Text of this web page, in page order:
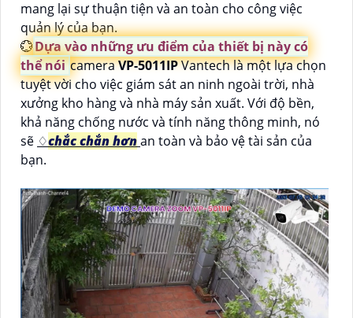
mang lại sự thuận tiện và an toàn cho công việc
quản lý của bạn.
💮Dựa vào những ưu điểm của thiết bị này có
thể nóicameraVP-5011IPVantech là một lựa chọn
tuyệt vời cho việc giám sát an ninh ngoài trời, nhà
xưởng kho hàng và nhà máy sản xuất. Với độ bền,
khả năng chống nước và tính năng thông minh, nó
sẽ ♢chắc chắn hơnan toàn và bảo vệ tài sản của
bạn.